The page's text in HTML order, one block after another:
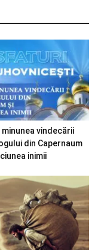
minunea vindecării
din Capernaum
inimii